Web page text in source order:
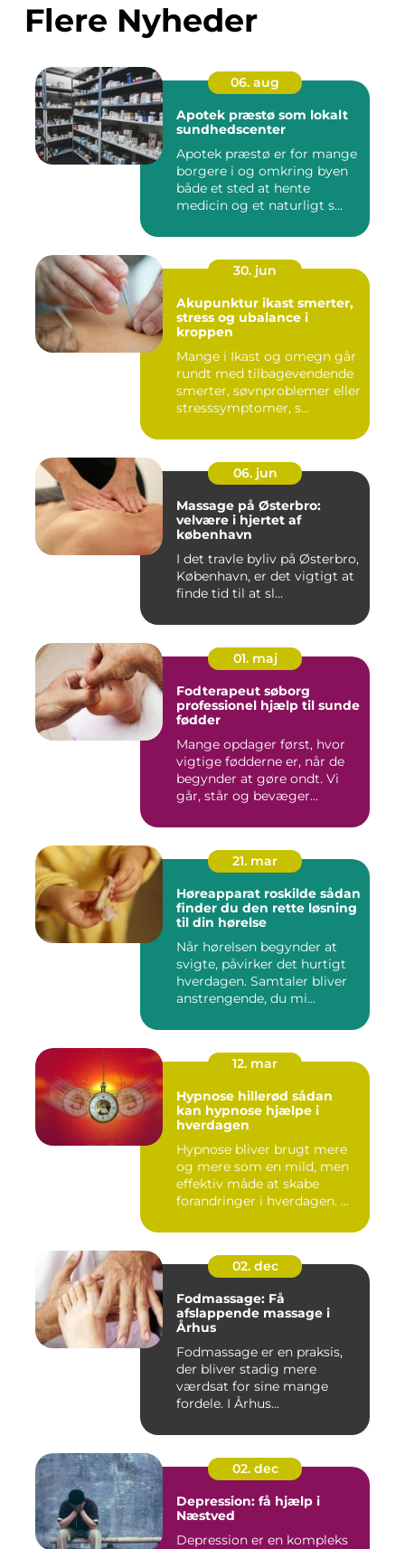
Flere Nyheder
06. aug
Apotek præstø som lokalt
sundhedscenter
Apotek præstø er for mange
borgere i og omkring byen
både et sted at hente
medicin og et naturligt s...
30. jun
Akupunktur ikast smerter,
stress og ubalance i
kroppen
Mange i Ikast og omegn går
rundt med tilbagevendende
smerter, søvnproblemer eller
stresssymptomer, s...
06. jun
Massage på Østerbro:
velvære i hjertet af
københavn
I det travle byliv på Østerbro,
København, er det vigtigt at
finde tid til at sl...
01. maj
Fodterapeut søborg
professionel hjælp til sunde
fødder
Mange opdager først, hvor
vigtige fødderne er, når de
begynder at gøre ondt. Vi
går, står og bevæger...
21. mar
Høreapparat roskilde sådan
finder du den rette løsning
til din hørelse
Når hørelsen begynder at
svigte, påvirker det hurtigt
hverdagen. Samtaler bliver
anstrengende, du mi...
12. mar
Hypnose hillerød sådan
kan hypnose hjælpe i
hverdagen
Hypnose bliver brugt mere
og mere som en mild, men
effektiv måde at skabe
forandringer i hverdagen. ...
02. dec
Fodmassage: Få
afslappende massage i
Århus
Fodmassage er en praksis,
der bliver stadig mere
værdsat for sine mange
fordele. I Århus...
02. dec
Depression: få hjælp i
Næstved
Depression er en kompleks